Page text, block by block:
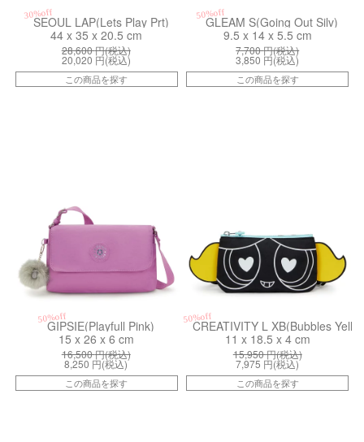
30%off
SEOUL LAP(Lets Play Prt)
44 x 35 x 20.5 cm
28,600円(税込)
20,020 円(税込)
この商品を探す
50%off
GLEAM S(Going Out Silv)
9.5 x 14 x 5.5 cm
7,700円(税込)
3,850 円(税込)
この商品を探す
50%off
GIPSIE(Playfull Pink)
15 x 26 x 6 cm
16,500円(税込)
8,250 円(税込)
この商品を探す
50%off
CREATIVITY L XB(Bubbles
11 x 18.5 x 4 cm
15,950円(税込)
7,975 円(税込)
この商品を探す